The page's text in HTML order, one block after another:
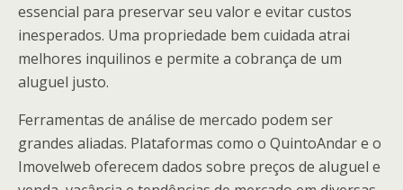
essencial para preservar seu valor e evitar custos
inesperados. Uma propriedade bem cuidada atrai
melhores inquilinos e permite a cobrança de um
aluguel justo.
Ferramentas de análise de mercado podem ser
grandes aliadas. Plataformas como o QuintoAndar e o
Imovelweb oferecem dados sobre preços de aluguel e